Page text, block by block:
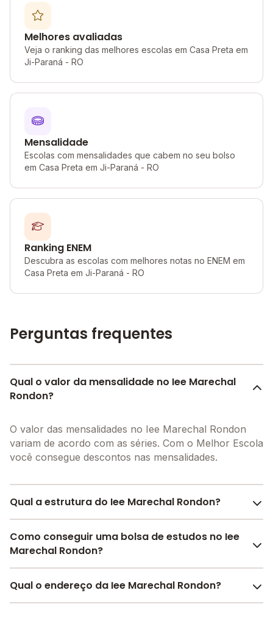
Melhores avaliadas
Veja o ranking das melhores escolas em Casa Preta em
Ji-Paraná - RO
Mensalidade
Escolas com mensalidades que cabem no seu bolso
em Casa Preta em Ji-Paraná - RO
Ranking ENEM
Descubra as escolas com melhores notas no ENEM em
Casa Preta em Ji-Paraná - RO
Perguntas frequentes
Qual o valor da mensalidade no Iee Marechal
Rondon?
O valor das mensalidades no Iee Marechal Rondon
variam de acordo com as séries. Com o Melhor Escola
você consegue descontos nas mensalidades.
Qual a estrutura do Iee Marechal Rondon?
O Iee Marechal Rondon oferece toda a estrutura
necessária para o conforto e desenvolvimento
Esportiva Coberta, Biblioteca, Parquinho, Refeitório,
Laboratório de ciências, Sala de professores, Pátio
Como conseguir uma bolsa de estudos no Iee
Marechal Rondon?
Pesquise bolsas disponíveis no Melhor Escola e
Qual o endereço da Iee Marechal Rondon?